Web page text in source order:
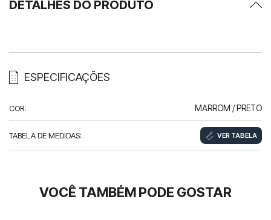
DETALHES DO PRODUTO
ESPECIFICAÇÕES
COR: MARROM / PRETO
TABELA DE MEDIDAS: VER TABELA
VOCÊ TAMBÉM PODE GOSTAR